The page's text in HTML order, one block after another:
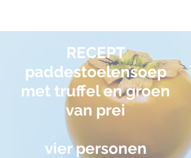
RECEPT
paddestoelensoep
met truffel en groen
van prei
vier personen